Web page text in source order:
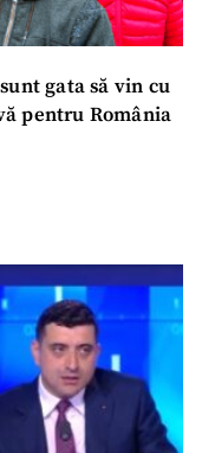
ZdG
gata să vin cu
pentru România